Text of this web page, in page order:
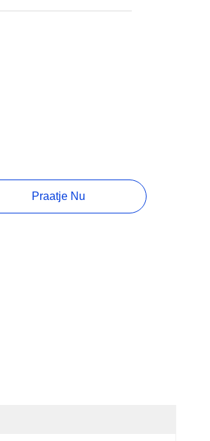
Praatje Nu